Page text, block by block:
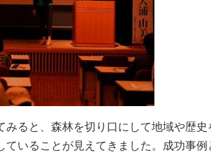
ると、森林を切り口にして地域や歴
いることが見えてきました。成功事